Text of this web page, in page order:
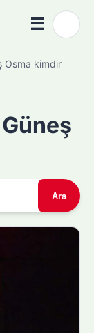
☰Menü
Osma kimdir